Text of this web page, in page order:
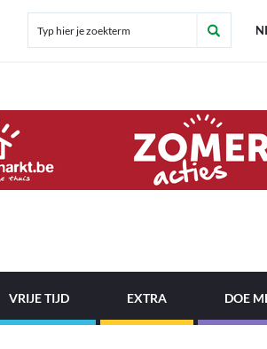
VRIJE TIJD EXTRA DOE